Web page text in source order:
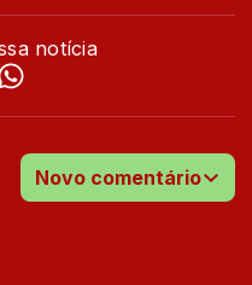
notícia
Novo comentário